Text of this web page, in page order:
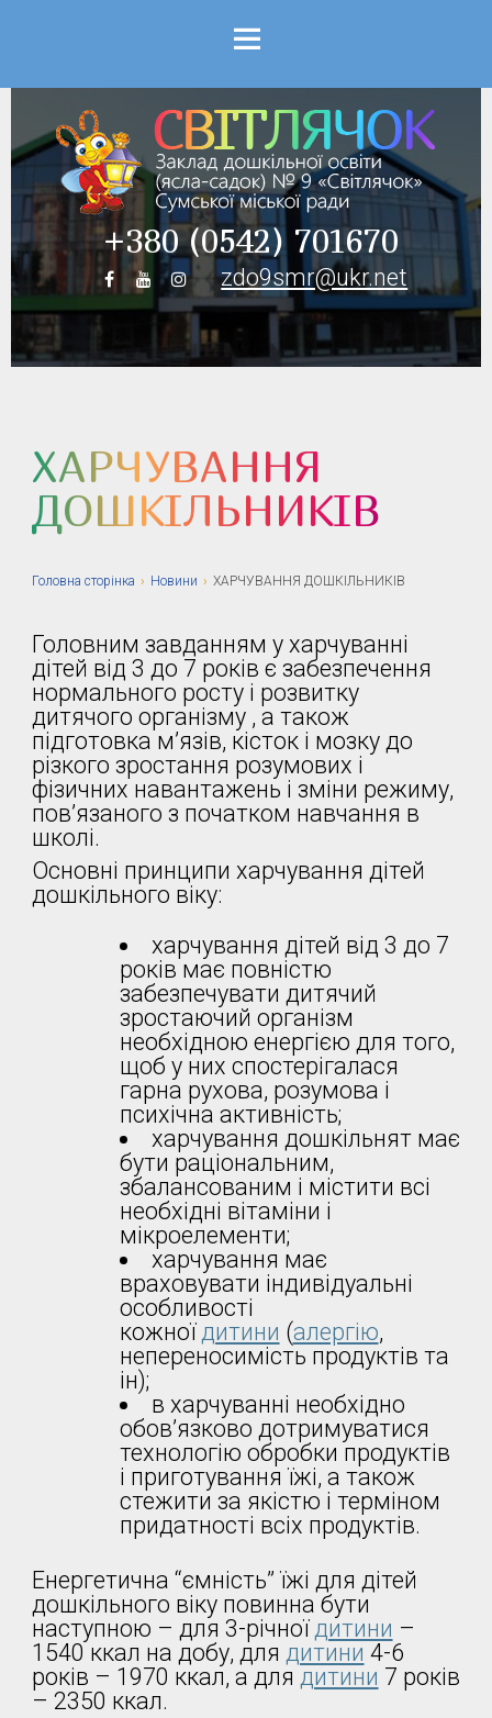
+380 (0542) 701670
zdo9smr@ukr.net
Menu
ХАРЧУВАННЯ
ДОШКІЛЬНИКІВ
Головна сторiнка › Новини › ХАРЧУВАННЯ ДОШКІЛЬНИКІВ
Головним завданням у харчуванні
дітей від 3 до 7 років є забезпечення
нормального росту і розвитку
дитячого організму , а також
підготовка м’язів, кісток і мозку до
різкого зростання розумових і
фізичних навантажень і зміни режиму,
пов’язаного з початком навчання в
школі.
Основні принципи харчування дітей
дошкільного віку:
харчування дітей від 3 до 7
років має повністю
забезпечувати дитячий
зростаючий організм
необхідною енергією для того,
щоб у них спостерігалася
гарна рухова, розумова і
психічна активність;
харчування дошкільнят має
бути раціональним,
збалансованим і містити всі
необхідні вітаміни і
мікроелементи;
харчування має
враховувати індивідуальні
особливості
кожної дитини (алергію,
непереносимість продуктів та
ін);
в харчуванні необхідно
обов’язково дотримуватися
технологію обробки продуктів
і приготування їжі, а також
стежити за якістю і терміном
придатності всіх продуктів.
Енергетична “ємність” їжі для дітей
дошкільного віку повинна бути
наступною – для 3-річної дитини –
1540 ккал на добу, для дитини 4-6
років – 1970 ккал, а для дитини 7 років
– 2350 ккал.